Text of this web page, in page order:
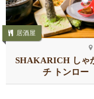
居酒屋
SHAKARICH しゃ
チ トンロー